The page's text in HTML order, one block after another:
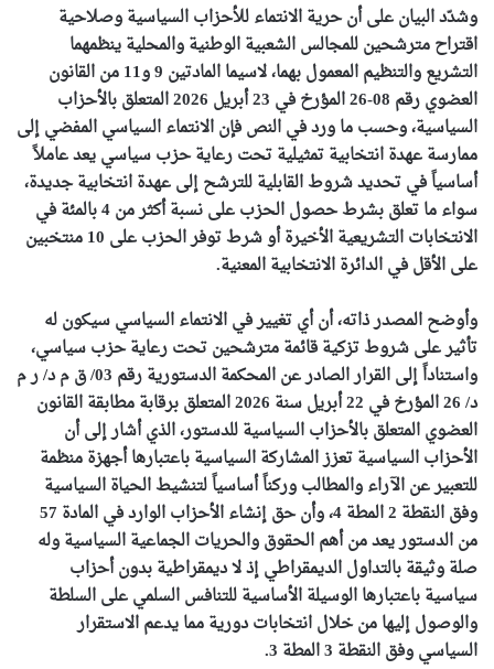
وشدّد البيان على أن حرية الانتماء للأحزاب السياسية وصلاحية
اقتراح مترشحين للمجالس الشعبية الوطنية والمحلية ينظمهما
التشريع والتنظيم المعمول بهما، لاسيما المادتين 9 و11 من القانون
العضوي رقم 08-26 المؤرخ في 23 أبريل 2026 المتعلق بالأحزاب
السياسية، وحسب ما ورد في النص فإن الانتماء السياسي المفضي إلى
ممارسة عهدة انتخابية تمثيلية تحت رعاية حزب سياسي يعد عاملاً
أساسياً في تحديد شروط القابلية للترشح إلى عهدة انتخابية جديدة،
سواء ما تعلق بشرط حصول الحزب على نسبة أكثر من 4 بالمئة في
الانتخابات التشريعية الأخيرة أو شرط توفر الحزب على 10 منتخبين
على الأقل في الدائرة الانتخابية المعنية.
وأوضح المصدر ذاته، أن أي تغيير في الانتماء السياسي سيكون له
تأثير على شروط تزكية قائمة مترشحين تحت رعاية حزب سياسي،
واستناداً إلى القرار الصادر عن المحكمة الدستورية رقم 03/ ق م د/ ر م
د/ 26 المؤرخ في 22 أبريل سنة 2026 المتعلق برقابة مطابقة القانون
العضوي المتعلق بالأحزاب السياسية للدستور، الذي أشار إلى أن
الأحزاب السياسية تعزز المشاركة السياسية باعتبارها أجهزة منظمة
للتعبير عن الآراء والمطالب وركناً أساسياً لتنشيط الحياة السياسية
وفق النقطة 2 المطة 4، وأن حق إنشاء الأحزاب الوارد في المادة 57
من الدستور يعد من أهم الحقوق والحريات الجماعية السياسية وله
صلة وثيقة بالتداول الديمقراطي إذ لا ديمقراطية بدون أحزاب
سياسية باعتبارها الوسيلة الأساسية للتنافس السلمي على السلطة
والوصول إليها من خلال انتخابات دورية مما يدعم الاستقرار
السياسي وفق النقطة 3 المطة 3.